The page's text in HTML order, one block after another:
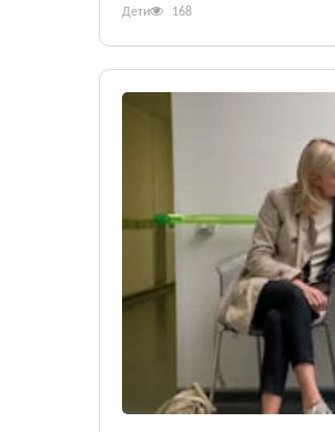
Дети 168